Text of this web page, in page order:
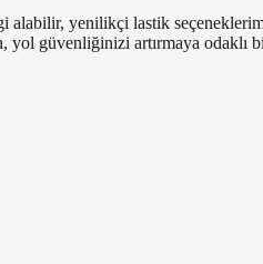
alabilir, yenilikçi lastik
yol güvenliğinizi artırmaya odaklı